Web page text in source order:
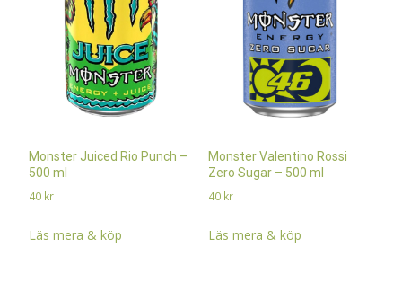
Monster Juiced Rio Punch –
500 ml
40 kr
Läs mera & köp
Monster Valentino Rossi
Zero Sugar – 500 ml
40 kr
Läs mera & köp